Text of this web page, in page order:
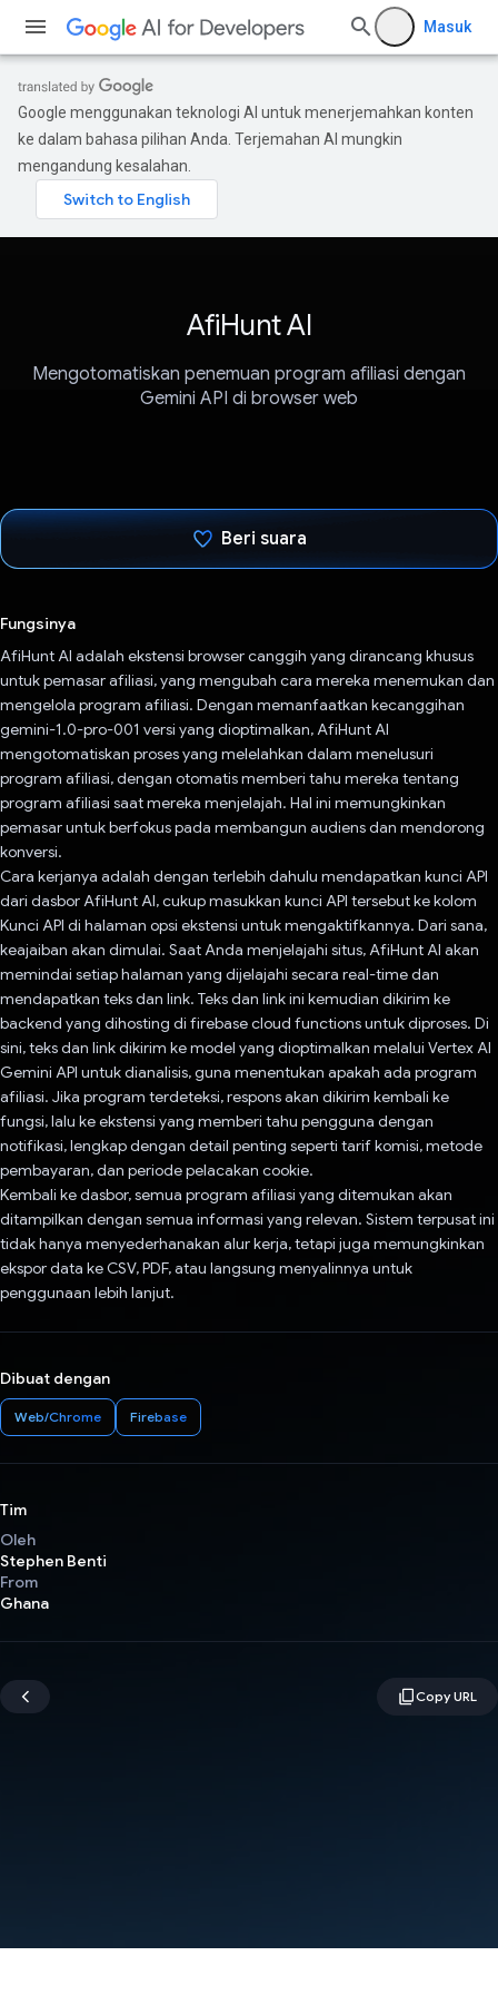
Masuk
Google menggunakan teknologi AI untuk menerjemahkan konten
ke dalam bahasa pilihan Anda. Terjemahan AI mungkin
mengandung kesalahan.
AfiHunt AI
Mengotomatiskan penemuan program afiliasi dengan
Gemini API di browser web
Beri suara
Fungsinya
AfiHunt AI adalah ekstensi browser canggih yang dirancang khusus
untuk pemasar afiliasi, yang mengubah cara mereka menemukan dan
mengelola program afiliasi. Dengan memanfaatkan kecanggihan
gemini-1.0-pro-001 versi yang dioptimalkan, AfiHunt AI
mengotomatiskan proses yang melelahkan dalam menelusuri
program afiliasi, dengan otomatis memberi tahu mereka tentang
program afiliasi saat mereka menjelajah. Hal ini memungkinkan
pemasar untuk berfokus pada membangun audiens dan mendorong
konversi.
Cara kerjanya adalah dengan terlebih dahulu mendapatkan kunci API
dari dasbor AfiHunt AI, cukup masukkan kunci API tersebut ke kolom
Kunci API di halaman opsi ekstensi untuk mengaktifkannya. Dari sana,
keajaiban akan dimulai. Saat Anda menjelajahi situs, AfiHunt AI akan
memindai setiap halaman yang dijelajahi secara real-time dan
mendapatkan teks dan link. Teks dan link ini kemudian dikirim ke
backend yang dihosting di firebase cloud functions untuk diproses. Di
sini, teks dan link dikirim ke model yang dioptimalkan melalui Vertex AI
Gemini API untuk dianalisis, guna menentukan apakah ada program
afiliasi. Jika program terdeteksi, respons akan dikirim kembali ke
fungsi, lalu ke ekstensi yang memberi tahu pengguna dengan
notifikasi, lengkap dengan detail penting seperti tarif komisi, metode
pembayaran, dan periode pelacakan cookie.
Kembali ke dasbor, semua program afiliasi yang ditemukan akan
ditampilkan dengan semua informasi yang relevan. Sistem terpusat ini
tidak hanya menyederhanakan alur kerja, tetapi juga memungkinkan
ekspor data ke CSV, PDF, atau langsung menyalinnya untuk
penggunaan lebih lanjut.
Dibuat dengan
Web/Chrome Firebase
Tim
Oleh
Stephen Benti
From
Ghana